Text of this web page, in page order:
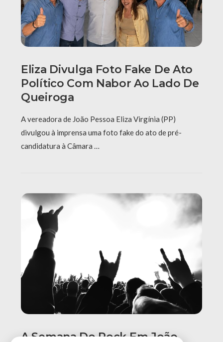
Eliza Divulga Foto Fake De Ato
Político Com Nabor Ao Lado De
Queiroga
A vereadora de João Pessoa Eliza Virgínia (PP)
divulgou à imprensa uma foto fake do ato de pré-
candidatura à Câmara …
A Semana Do Rock Em João